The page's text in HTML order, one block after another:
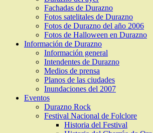
Fachadas de Durazno
Fotos satelitales de Durazno
Fotos de Durazno del año 2006
Fotos de Halloween en Durazno
Información de Durazno
Información general
Intendentes de Durazno
Medios de prensa
Planos de las ciudades
Inundaciones del 2007
Eventos
Durazno Rock
Festival Nacional de Folclore
Historia del Festival